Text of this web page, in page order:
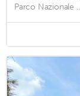
Parco Nazionale